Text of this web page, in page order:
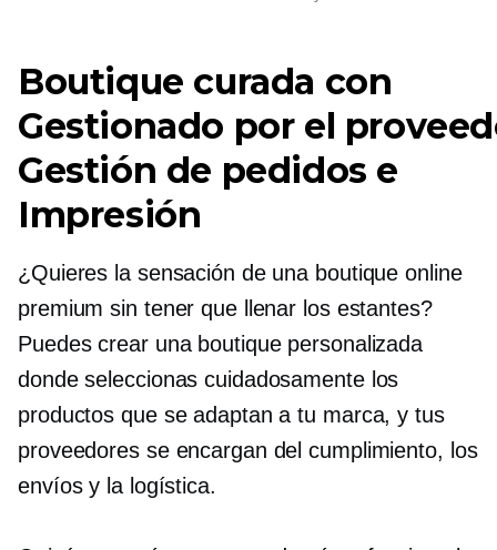
Boutique curada con
Gestionado por el
Gestión de pedidos e
Impresión
¿Quieres la sensación de una boutique online
premium sin tener que llenar los estantes?
Puedes crear una boutique personalizada
donde seleccionas cuidadosamente los
productos que se adaptan a tu marca, y tus
proveedores se encargan del cumplimiento, los
envíos y la logística.